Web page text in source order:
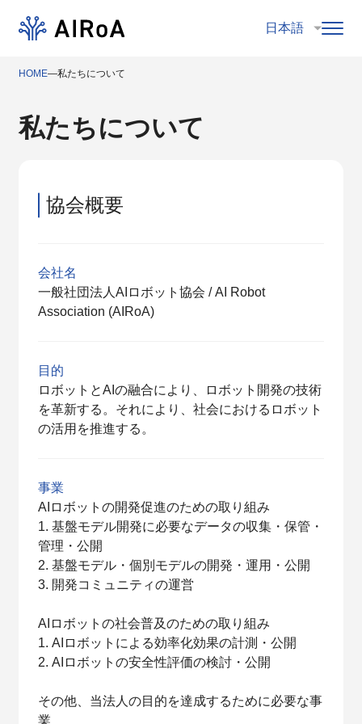
HOME―私たちについて
私たちについて
協会概要
会社名
一般社団法人AIロボット協会 / AI Robot
Association (AIRoA)
目的
ロボットとAIの融合により、ロボット開発の技術
を革新する。それにより、社会におけるロボット
の活用を推進する。
事業
AIロボットの開発促進のための取り組み
1. 基盤モデル開発に必要なデータの収集・保管・
管理・公開
2. 基盤モデル・個別モデルの開発・運用・公開
3. 開発コミュニティの運営
AIロボットの社会普及のための取り組み
1. AIロボットによる効率化効果の計測・公開
2. AIロボットの安全性評価の検討・公開
その他、当法人の目的を達成するために必要な事
業